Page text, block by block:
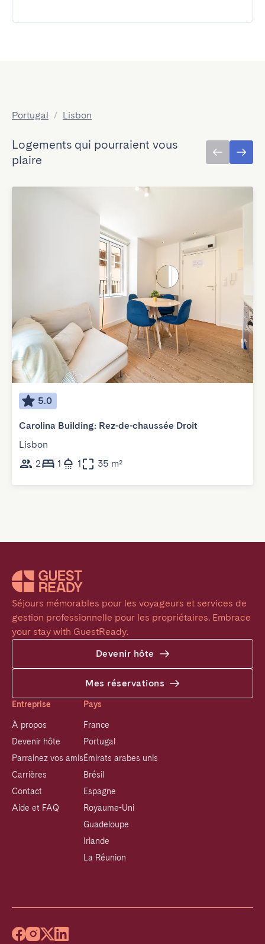
Portugal / Lisbon
Logements qui pourraient vous
plaire
5.0
Carolina Building: Rez-de-chaussée Droit
Lisbon
2
1 1 35 m²
Séjours mémorables pour les voyageurs et services de
gestion professionnelle pour les propriétaires. Embrace
your stay with GuestReady.
Devenir hôte
Mes réservations
Entreprise
À propos
Devenir hôte
Parrainez vos amis
Carrières
Contact
Aide et FAQ
Pays
France
Portugal
Émirats arabes unis
Brésil
Espagne
Royaume-Uni
Guadeloupe
Irlande
La Réunion